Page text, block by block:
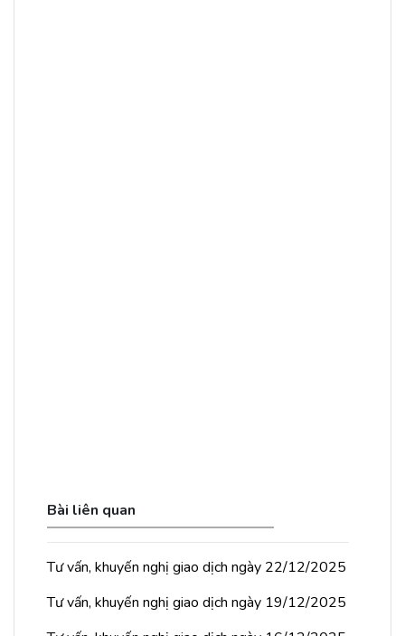
Bài liên quan
Tư vấn, khuyến nghị giao dịch ngày 22/12/2025
Tư vấn, khuyến nghị giao dịch ngày 19/12/2025